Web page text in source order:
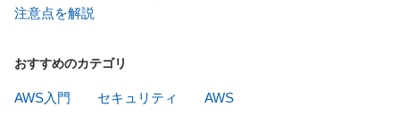
注意点を解説
おすすめのカテゴリ
AWS入門 セキュリティ AWS